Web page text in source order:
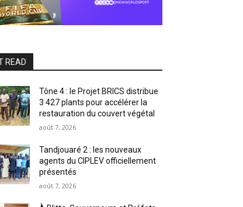
READ
Tône 4 : le Projet BRICS distribue
3 427 plants pour accélérer la
restauration du couvert végétal
août 7, 2026
Tandjouaré 2 : les nouveaux
agents du CIPLEV officiellement
présentés
août 7, 2026